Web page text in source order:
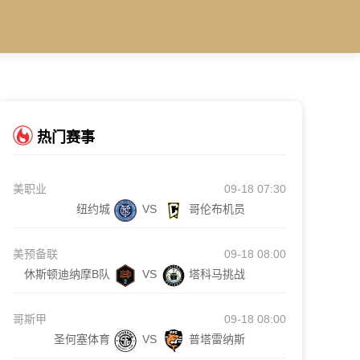
热门赛事
美职业
09-18 07:30
纽约城
VS 哥伦布机员
美预备联
09-18 08:00
休斯顿迪纳摩B队
VS 塔科马挑战
哥斯甲
09-18 08:00
圣何塞体育
VS 普塔雷纳斯